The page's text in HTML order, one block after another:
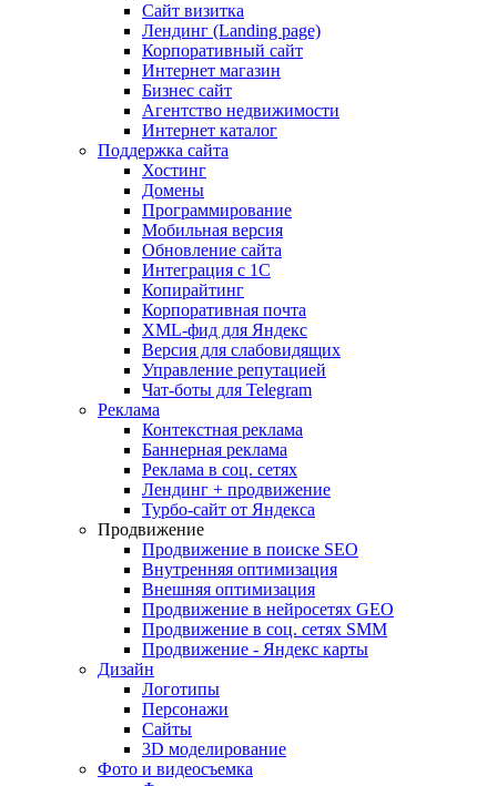
Сайт визитка
Лендинг (Landing page)
Корпоративный сайт
Интернет магазин
Бизнес сайт
Агентство недвижимости
Интернет каталог
Поддержка сайта
Хостинг
Домены
Программирование
Мобильная версия
Обновление сайта
Интеграция с 1С
Копирайтинг
Корпоративная почта
XML-фид для Яндекс
Версия для слабовидящих
Управление репутацией
Чат-боты для Telegram
Реклама
Контекстная реклама
Баннерная реклама
Реклама в соц. сетях
Лендинг + продвижение
Турбо-сайт от Яндекса
Продвижение
Продвижение в поиске SEO
Внутренняя оптимизация
Внешняя оптимизация
Продвижение в нейросетях GEO
Продвижение в соц. сетях SMM
Продвижение - Яндекс карты
Дизайн
Логотипы
Персонажи
Сайты
3D моделирование
Фото и видеосъемка